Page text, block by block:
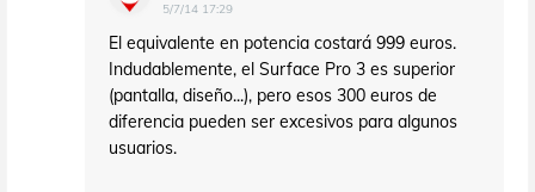
5/7/14 17:29
El equivalente en potencia costará 999 euros.
Indudablemente, el Surface Pro 3 es superior
(pantalla, diseño...), pero esos 300 euros de
diferencia pueden ser excesivos para algunos
usuarios.